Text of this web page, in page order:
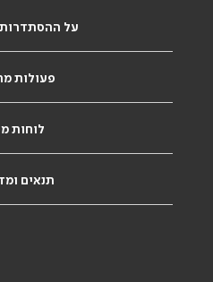
על
פעולות
לוחות
תנאים